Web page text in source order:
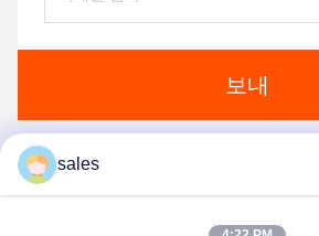
보내
비슷한 제품
sales